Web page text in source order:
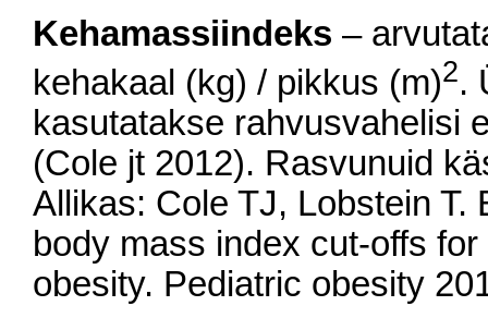
Kehamassiindeks –
kehakaal (kg) / pikkus (m)2.
kasutatakse rahvusvahelisi
(Cole jt 2012). Rasvunuid
Allikas: Cole TJ, Lobstein T.
body mass index cut-offs
obesity. Pediatric obesity